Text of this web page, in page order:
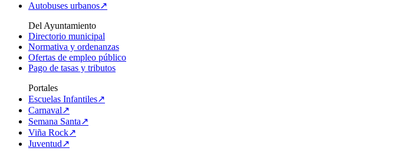
Autobuses urbanos↗
Del Ayuntamiento
Directorio municipal
Normativa y ordenanzas
Ofertas de empleo público
Pago de tasas y tributos
Portales
Escuelas Infantiles↗
Carnaval↗
Semana Santa↗
Viña Rock↗
Juventud↗